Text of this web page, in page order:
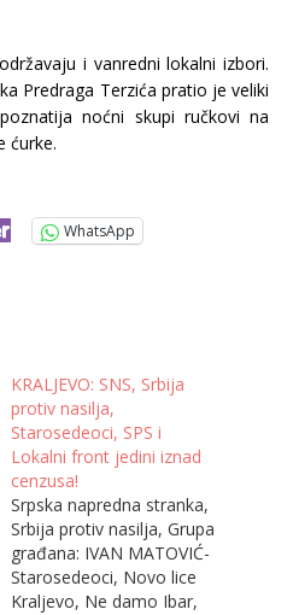
i vanredni lokalni izbori.
Predraga Terzića pratio je veliki
noćni skupi ručkovi na
ćurke.
WhatsApp
KRALJEVO: SNS, Srbija
protiv nasilja,
Starosedeoci, SPS i
Lokalni front jedini iznad
cenzusa!
Srpska napredna stranka,
Srbija protiv nasilja, Grupa
građana: IVAN MATOVIĆ-
Starosedeoci, Novo lice
Kraljevo, Ne damo Ibar,